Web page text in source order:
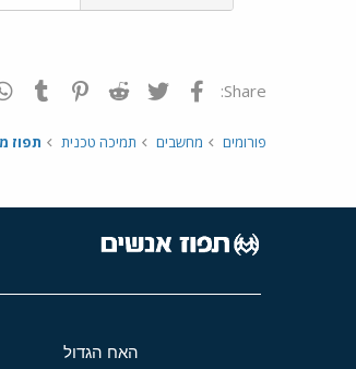
Share: פייסבוק Twitter
Reddit
פורומים מחשבים תמיכה טכנית תפוז
האח הגדול